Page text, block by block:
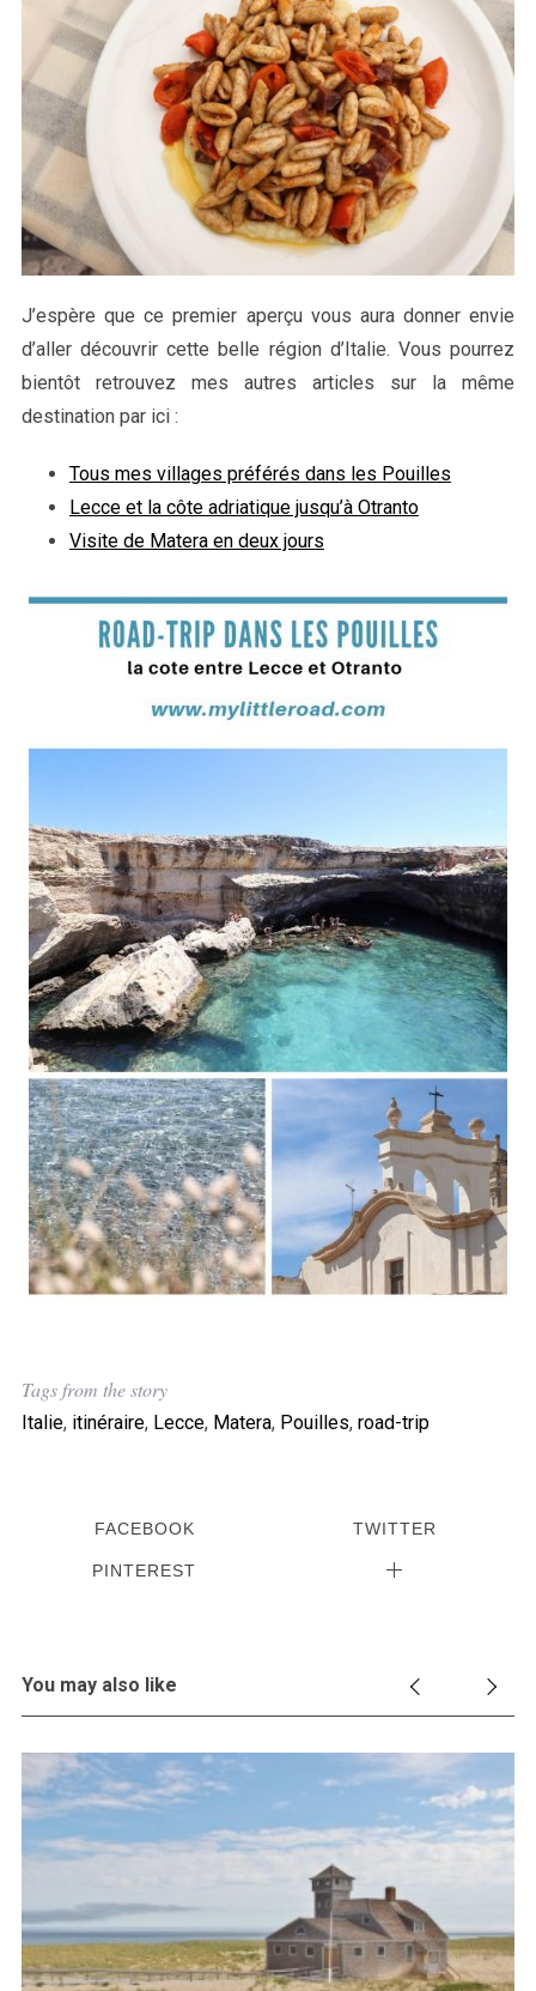
J’espère que ce premier aperçu vous aura donner envie
d’aller découvrir cette belle région d’Italie. Vous pourrez
bientôt retrouvez mes autres articles sur la même
destination par ici :
Tous mes villages préférés dans les Pouilles
Lecce et la côte adriatique jusqu’à Otranto
Visite de Matera en deux jours
Tags from the story
Italie, itinéraire, Lecce, Matera, Pouilles, road-trip
FACEBOOK TWITTER
PINTEREST
You may also like